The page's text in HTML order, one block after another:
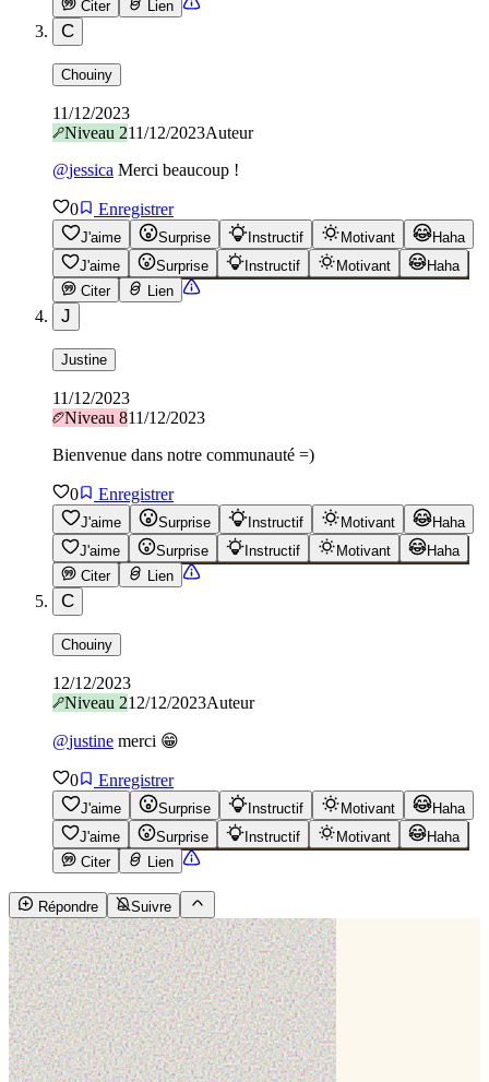
Citer
Lien
C
Chouiny
11/12/2023
Niveau 211/12/2023Auteur
@jessica Merci beaucoup !
0 Enregistrer
J'aime Surprise Instructif Motivant
Haha
J'aime
Surprise Instructif Motivant
Haha
Citer
Lien
J
Justine
11/12/2023
Niveau 811/12/2023
Bienvenue dans notre communauté =)
0 Enregistrer
J'aime Surprise Instructif Motivant
Haha
J'aime
Surprise Instructif Motivant
Haha
Citer
Lien
C
Chouiny
12/12/2023
Niveau 212/12/2023Auteur
@justine merci 😁
0 Enregistrer
J'aime Surprise Instructif Motivant
Haha
J'aime
Surprise Instructif Motivant
Haha
Citer
Lien
Répondre Suivre